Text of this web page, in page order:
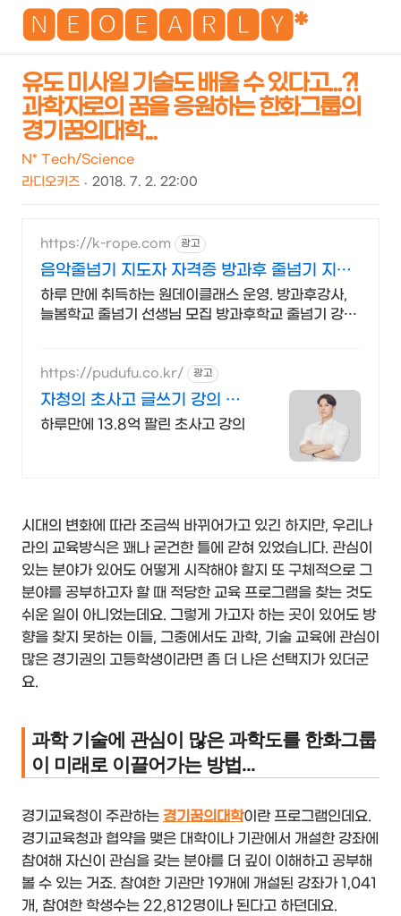
🅽🅴🅾🅴🅰🆁🅻🆈*
검
유도 미사일 기술도 배울 수 있다고...?!
과학자로의 꿈을 응원하는 한화그룹의
경기꿈의대학...
N* Tech/Science
라디오키즈
2018. 7. 2. 22:00
https://k-rope.com 광고
음악줄넘기 지도자 자격증 방과후 줄넘기 지도
자 양성
하루 만에 취득하는 원데이클래스 운영. 방과후강사,
늘봄학교 줄넘기 선생님 모집 방과후학교 줄넘기 강사
https://pudufu.co.kr/ 광고
자청의 초사고 글쓰기 강의 하
루 13.8억 팔린 강의
하루만에 13.8억 팔린 초사고 강의
시대의 변화에 따라 조금씩 바뀌어가고 있긴 하지만, 우리나
라의 교육방식은 꽤나 굳건한 틀에 갇혀 있었습니다. 관심이
있는 분야가 있어도 어떻게 시작해야 할지 또 구체적으로 그
분야를 공부하고자 할 때 적당한 교육 프로그램을 찾는 것도
쉬운 일이 아니었는데요. 그렇게 가고자 하는 곳이 있어도 방
향을 찾지 못하는 이들, 그중에서도 과학, 기술 교육에 관심이
많은 경기권의 고등학생이라면 좀 더 나은 선택지가 있더군
요.
과학 기술에 관심이 많은 과학도를 한화그룹
이 미래로 이끌어가는 방법...
경기교육청이 주관하는 경기꿈의대학이란 프로그램인데요.
경기교육청과 협약을 맺은 대학이나 기관에서 개설한 강좌에
참여해 자신이 관심을 갖는 분야를 더 깊이 이해하고 공부해
볼 수 있는 거죠. 참여한 기관만 19개에 개설된 강좌가 1,041
개, 참여한 학생수는 22,812명이나 된다고 하던데요.